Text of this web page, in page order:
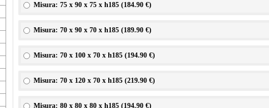
Misura: 75 x 90 x 75 x h185 (184.90 €)
Misura: 70 x 90 x 70 x h185 (189.90 €)
Misura: 70 x 100 x 70 x h185 (194.90 €)
Misura: 70 x 120 x 70 x h185 (219.90 €)
Misura: 80 x 80 x 80 x h185 (194.90 €)